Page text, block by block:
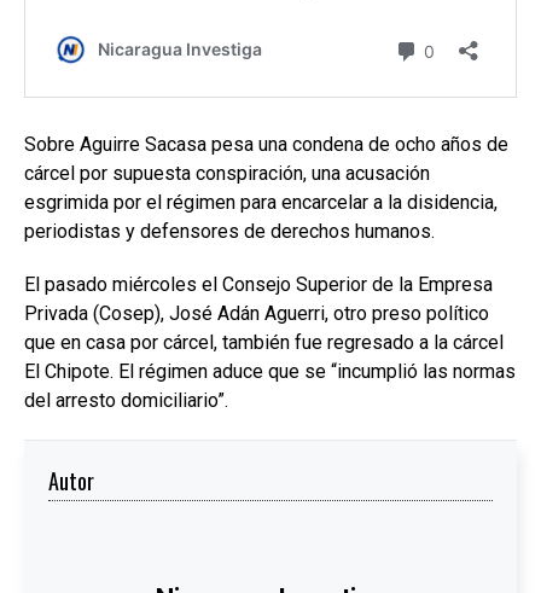
Sobre Aguirre Sacasa pesa una condena de ocho años de
cárcel por supuesta conspiración, una acusación
esgrimida por el régimen para encarcelar a la disidencia,
periodistas y defensores de derechos humanos.
El pasado miércoles el Consejo Superior de la Empresa
Privada (Cosep), José Adán Aguerri, otro preso político
que en casa por cárcel, también fue regresado a la cárcel
El Chipote. El régimen aduce que se “incumplió las normas
del arresto domiciliario”.
Autor